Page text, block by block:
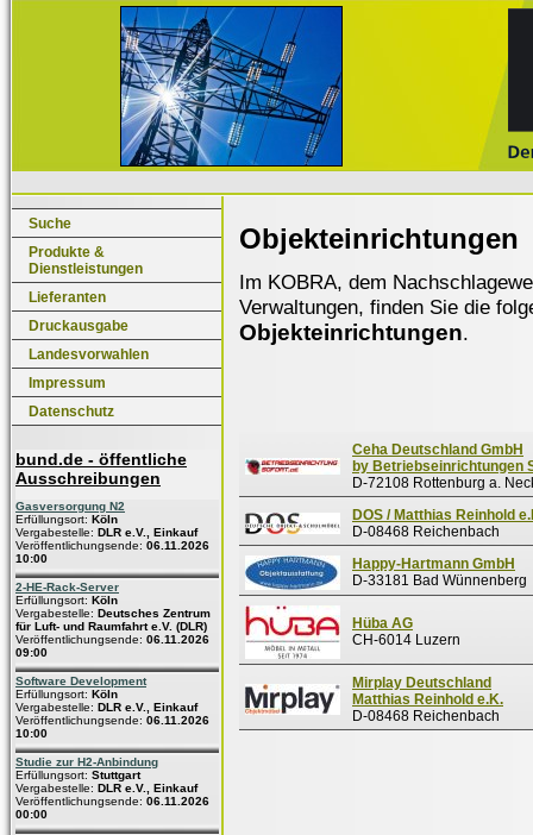
Suche
Produkte &
Dienstleistungen
Lieferanten
Druckausgabe
Landesvorwahlen
Impressum
Datenschutz
bund.de - öffentliche
Ausschreibungen
Gasversorgung N2
Erfüllungsort: Köln
Vergabestelle: DLR e.V., Einkauf
Veröffentlichungsende: 06.11.2026
10:00
2-HE-Rack-Server
Erfüllungsort: Köln
Vergabestelle: Deutsches Zentrum
für Luft- und Raumfahrt e.V. (DLR)
Veröffentlichungsende: 06.11.2026
09:00
Software Development
Erfüllungsort: Köln
Vergabestelle: DLR e.V., Einkauf
Veröffentlichungsende: 06.11.2026
10:00
Studie zur H2-Anbindung
Erfüllungsort: Stuttgart
Vergabestelle: DLR e.V., Einkauf
Veröffentlichungsende: 06.11.2026
00:00
Objekteinrichtungen
Im KOBRA, dem
Verwaltungen, finden Sie die
Objekteinrichtungen.
Ceha Deutschland GmbH
by Betriebseinrichtungen
D-72108 Rottenburg a.
DOS / Matthias Reinhold
D-08468 Reichenbach
Happy-Hartmann GmbH
D-33181 Bad Wünnenberg
Hüba AG
CH-6014 Luzern
Mirplay Deutschland
Matthias Reinhold e.K.
D-08468 Reichenbach